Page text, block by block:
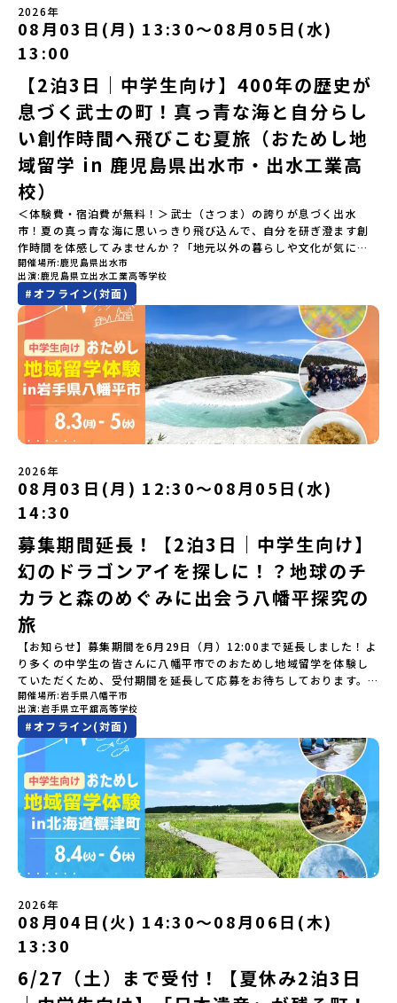
ら抽選の上、締め切り日から1週間を目途に、お申し込み時に記入い
ただいたメールアドレス宛に「当選／落選メール」をお送りいたし
ます。当選者は、メールに記載された「当選確認フォーム」に３日
以内に回答いただき、確認フォームの提出をもって参加確定とさせ
ていただきます。当選確認フォームの期日までにご回答いただけな
い場合は、当選を取り消しとさせていただきます。当選取り消しが
あった場合は、繰り上げ当選者へご連絡させていただきます。登録
メールアドレスの変更をご希望の場合は下記の地域みらい留学公式
LINEよりご連絡をお願いします。※受信制限設定をしていると、通
知メールをお受け取りいただけません。その場合は、
「@miratabi.jp」からのメールを受信できるよう設定をお願いいた
します。※結果に関する個別のお問合せにはお答えしておりません
ので、ご了承ください。・お申し込みについてお申込はお一人様1回
限りです。PC・スマートフォンからお申込ください。申込後の内容
変更はできません。お申込時は、メールアドレスの入力間違いにご
注意ください。・宿泊について１室に複数(同性2～4名程度)で宿泊
いただく予定です。・食事アレルギー対応について個別の詳細なア
レルギー対応希望にはお応えしかねる場合がございます。対応が必
要な場合は必ず事前にご相談ください。・参加取消や急遽参加でき
なくなった場合について参加決定後の参加お取り消しはご遠慮下さ
い。やむを得ないお取り消しの場合はお早めに事務局までご連絡く
ださい。・キャンセルポリシーやむを得ない参加お取り消しの場
合、以下のルールに沿って対応させていただきます。ご了承くださ
い。プログラム開催日の前日＜7月3日＞から、【キャンセルのご連
絡日：お支払いいただく旅行代金】・21日目にあたる日以前：無
料・20日目-8日目：20％・7日目-2日目：30％・プログラム開始日
加またはプログラム開始後の解除：100％・催行中止について天候な
どの状況等によって開催を見合わせる可能性があります。その場合
は原則、開催日1週間前までにご連絡いたします。又、最少催行人数
に達しなかった場合は、開催日3週間前までに催行中止の旨をメール
にてご連絡いたします。・よくあるご質問その他、よくあるご質問
についてはこちらをご確認ください。運営団体について＜プログラ
ム主催：一般財団法人地域・教育魅力化プラットフォーム＞「意志
ある若者にあふれる持続可能な地域・社会をつくる」というビジョ
ンを掲げ、2017年3月に島根県に設立した教育事業団体です。日本
全国約200の高校と連携しながら、中学卒業後に地域の枠を越えて生
徒一人ひとりの夢や価値観に合った地域・学校で1〜3年間過ごすこ
とができるシステム「地域みらい留学」をはじめとした、教育事業
や地域活性モデルをつくり続けています。名 称：一般財団法人地
域・教育魅力化プラットフォーム設 立：2017年3月代表者：岩本
悠所在地：〒690-0842 島根県松江市東本町二丁目25-6 みらい
BASE2階 その他所在地公式HP：http://c-platform.or.jp/お問い
合わせ先担当：小川・小原E-mail：info@miratabi.jp「おためし
地域留学体験」のプログラム開催情報を公式LINEにて配信中！ぜひ
ご登録ください♪地域みらい留学公式LINE
「みんなでBBQディナー」 -さらに仲間や地元の高校生、町の大人
たちと交流＜3日目＞（AM）「アイヌが愛した森を散策するフィー
ルドワーク」「3日間の振り返りワーク」 -みんなで振り返り対話
「ランチ/お土産タイム」（PM） 13：30頃プログラム終了-新千歳
空港には15：00頃に到着予定です。※天候の状況や参加人数によっ
てプログラムを変更する場合がございます。参加概要【開催場所】
北海道平取町（びらとりちょう）【実施日程】7月18日(土)～7月20
日(月祝)※参加が確定した方には6月3日(水) 18：30～20：00に
「参加者向け事前オンライン研修」をご案内する予定です。必ず参
加をお願いします。【集合場所・時間】7月18日(土) 12：00 新千歳
空港※12：00までに新千歳空港に到着する便で手配ください。【解
散場所・時間】7月20日(祝月) 15：00頃 新千歳空港※16：00以降
に新千歳空港を出発する便で手配ください。【対象】中学2年生、中
学3年生【宿泊先】ゲストハウス ヤント※ドミトリータイプの2段ベ
ッド（1室2～4名）で宿泊いただく予定です。【旅行代金】無料※旅
行代金に含まれる費用のうち、以下の内容が無料となります・宿泊
費（2泊分）・プログラム内のアクティビティ・体験費用・一部の食
事代※以下の費用は参加者のご負担となります・集合場所までの往
復交通費・お土産代や自由時間の個人飲食費などの個人的費用【募
集人数】最大10名（お申し込み多数の場合は抽選の上決定）【参加
者決定】お申し込み多数の場合は、締め切り後1週間を目途に当落結
果をご連絡いたします。【申し込み受付締切】4月30日(木)12：00
から 5月14日(木) 12：00まで疑問も不安もワクワクに変える！「お
ためし地域留学」ステップアップ説明会プログラムの内容を詳しく
知りたい方や、お申し込みを迷われている方向けにZoomでのオン
ライン配信を行います。知りたい情報のレベルに合わせて、以下の2
つのステップをご活用ください。【STEP 1】全体オンライン説明会
（アーカイブ動画を公開中！）〜まずは「おためし地域留学」を知
りたい方へ〜日本全国20以上の地域から選んで参加できる「おため
し地域留学」の魅力を凝縮したアーカイブ動画をご覧いただけま
す。初めての一人旅への不安や、事務局のサポート体制、安全面に
る]YouTube：https://youtu.be/Yt8nd04aNgA?
si=e5erbspvwz5O8_uF【STEP 2】平取町プログラム説明会〜
「平取町」の内容を具体的に深掘りしたい方へ〜全体説明を聞いた
うえで、「平取町では具体的に何をするの？」「どんな町なの？」
という疑問にお答えする説明会です。平取町ならではの豊かな文化
や、2泊3日のプログラムの中身をたっぷりとお伝えします。日
時： 5月7日(木) 19：00〜19：40内 容： 平取町ってどんなとこ
ろ？、プログラム詳細解説、質疑応答お申し込み：https://c-
mirai.jp/events/002112どちらの説明会でも、お気軽にどうぞ！
「はじめての一人旅だけど大丈夫？」「どんな体験ができるの？」
そんな保護者様の不安や、中学生のみなさんの素朴な疑問にスタッ
フが直接お答えします。チャットでの質問も可能ですので、ぜひご
自宅からリラックスしてご参加ください。▼お申し込み前に必ずご
確認ください・参加規約への同意プログラムへの参加申し込みいた
だく前に、「お申し込みに関する各規約」への同意が必須となりま
す。ご確認ください。・抽選による参加者決定についてお申込みい
ただいた方の中から抽選の上、締め切り日から1週間を目途に、お申
し込み時に記入いただいたメールアドレス宛に「当選／落選メー
ル」をお送りいたします。当選者は、メールに記載された「当選確
認フォーム」に３日以内に回答いただき、確認フォームの提出をも
にご回答いただけない場合は、当選を取り消しとさせていただきま
す。当選取り消しがあった場合は、繰り上げ当選者へご連絡させて
いただきます。登録メールアドレスの変更をご希望の場合は下記の
地域みらい留学公式LINEよりご連絡をお願いします。※受信制限設
定をしていると、通知メールをお受け取りいただけません。その場
合は、「@miratabi.jp」からのメールを受信できるよう設定をお願
です。どんな困難な状況にも真っ向から立ち向かい、未知の領域へ
夢を追って挑戦し続ける姿勢や、手つかずの大自然の中で一攫千金
の夢を抱いて熱中した「砂金掘り」、自らの手で広大な大地を切り
拓いてきた農業や漁業の歴史など、夢を追う人々が集まる他の町に
はない風土が存在します。大樹町では、このフロンティアスピリッ
ツが現在、「北海道の小さな町から宇宙を目指す」という新たな夢
へと繋がっています。 「宇宙版シリコンバレー」の実現を目指し、
国内外の宇宙関連企業が集まる宇宙港「北海道スペースポート」の
整備が進められています。 この未来への挑戦の精神は、民間企業に
よる日本初のロケット打ち上げ成功という形で実を結び、世界有数
のロケット発射場の適地として全国・アジア各国からも大きな注目
を集めています 今回は、そんな大樹町の過去から未来へ繋がるフロ
ンティアスピリッツに触れるアクティビティへ出発！農業からロケ
ットまで本物の現場を体感し、他では味わえない体験を五感をフル
につかって楽しむことができます🎵大樹高校は、農業から宇宙まで
「町のぜんぶが教科書」！大樹高校の学びは、ただ教室の机に座っ
ているだけではありません！農業や漁業から、最先端の宇宙科学ま
で「町のぜんぶが教科書」 です。先輩たちは「地域探究」の授業
や、放課後の「地域探究サークル」を通して、学校の外へどんどん
飛び出し町の人たちと一緒にリアルな課題解決にチャレンジしてい
ます。そんな先輩たちとの交流がきっと「未来の自分」のヒントが
見つかるはず！ あたたかい町の人たちや先輩たちとの出会いが待っ
ている北海道大樹町へ、あなたの世界をグッと広げる特別な旅に出
発しませんか？ 体験のおすすめポイント体験プログラム内容（予
定）＜１日目＞（PM）「オリエンテーション・自己紹介ワーク」
「大樹町の自然を満喫」 -先人の知恵と夢を体験「砂金堀」 -川
樹高校見学・寮見学」 -大樹高校の特徴を知る学校体験 -高校生
との対話「大樹町の魅力を体験①」 -大樹町ならではのランチ＆ス
イーツ（PM）「大樹町の魅力を体験②」 -大樹町宇宙交流センタ
ーSORA見学 -モデルロケットを飛ばしてみよう！「みんなで
BBQ」 -さらに仲間や地元の高校生、町の大人たちと交流＜3日目
＞（AM）「3日間の振り返りワーク」 -みんなで振り返り対話「牧
場の舞台裏。フィールドワーク」 -牧場見学・搾乳体験・動物と触
れ合おう「ランチ/お土産タイム」（PM） 14：00頃プログラム終
了-とかち帯広空港には15：00頃に到着予定です。※天候の状況や参
加人数によってプログラムを変更する場合がございます。参加概要
【開催場所】北海道大樹町（たいきちょう）【実施日程】7月28日
(火)〜 7月30日(木)※参加が確定した方には6月19日(金) 18：30～
20：00に「参加者向け事前オンライン研修」をご案内する予定で
す。必ず参加をお願いします。【集合場所・時間】7月28日(火)
13：00 とかち帯広空港※13：00までにとかち帯広空港に到着する
便で手配ください。【解散場所・時間】7月30日(木) 15：00頃 とか
ち帯広空港※16：00以降にとかち帯広空港を出発する便で手配くだ
さい。【対象】中学2年生、中学3年生【宿泊先】大樹町ワーキング
ステイ住宅※1室に複数(同性2～4名程度)で宿泊いただく予定です。
【旅行代金】無料※旅行代金に含まれる費用のうち、以下の内容が
無料となります：・宿泊費（2泊分）・プログラム内のアクティビテ
ィ・体験費用・一部の食事代*以下の費用は参加者のご負担となりま
す・集合場所までの往復交通費・お土産代や自由時間の個人飲食費
などの個人的費用【募集人数】最大10名（お申し込み多数の場合は
抽選の上決定）【参加者決定】お申し込み多数の場合は、締め切り
間】申込期間が延長になりました！5月7日(木)12：00 から 6月4日
(木) 12：00まで疑問も不安もワクワクに変える！「おためし地域留
学」ステップアップ説明会プログラムの内容を詳しく知りたい方
や、お申し込みを迷われている方向けにZoomでのオンライン配信
を行います。知りたい情報のレベルに合わせて、以下の2つのステッ
プをご活用ください。【STEP 1】全体オンライン説明会（アーカイ
2026年
08月03日(月) 13:30〜08月05日(水)
13:00
【2泊3日｜中学生向け】400年の歴史が
息づく武士の町！真っ青な海と自分らし
い創作時間へ飛びこむ夏旅（おためし地
域留学 in 鹿児島県出水市・出水工業高
校）
＜体験費・宿泊費が無料！＞武士（さつま）の誇りが息づく出水
市！夏の真っ青な海に思いっきり飛び込んで、自分を研ぎ澄ます創
作時間を体感してみませんか？「地元以外の暮らしや文化が気にな
る。いつか留学してみたい！」「自分の進学や将来の可能性をもっ
とひらきたい！」「ものづくりや工業高校に興味がある！」そんな
中学生のみなさんにおすすめ！「おためし地域留学」は、日本全国
約200の高校と連携し、地域の枠を超えて学校生活を送る「地域みら
い留学」をプチ体験できるプログラムです。はじめてのひとり旅で
も安心！現地でもスタッフがしっかりとサポートいたします。今回
のフィールドは「鹿児島県 出水市（いずみし）出水工業高校」出水
市（いずみし）は、鹿児島県の玄関口にあるまち。ここでしか見ら
れない景色と、地元の人たちがずっと大切にしてきたものがありま
す。400年前から続く「武士の道」を歩く昔、武士たちがまちを守る
ために築いた「出水麓（いずみふもと）武家屋敷群」。今も残る約
150軒のお屋敷のほとんどに、今も人が住んでいます。400年前の武
士が歩いた道を、自分の足で歩く。まるで、まち全体がタイムカプ
セル。真っ青な海へダイブ！目の前に広がる八代海（やつしろか
い）は穏やかなリアス式海岸。海に沈む夕日は一生に一度は見てお
きたい景色です。出水工業高校は、「建築科」と「機械電気科」の2
つの学科。金属加工、電気工作、建物のデザインにチャレンジでき
る環境。「高校生ものづくりコンテスト」の木材加工部門で九州大
会2位に輝くなど、先輩たちの実力はホンモノ！この旅では自分の手
でモノをつくる時間を体験。金属を削ったり、電気を組んだり、木
で形をつくったり。プロの機械にさわれる高校で&quot;自分の手
&quot;でモノづくりにチャレンジ。夜には自分だけの「竹灯籠（た
けとうろう）」を作って灯りをともします。真っ青な海に思いっき
りダイブしたり、全国から集まった仲間や地元の高校生、地域の方
たちとワイワイBBQや夕ごはんづくりは一生の思い出になるはず！
ちょっとドキドキするけど、楽しい！に出会う3日間。熱気あふれる
出水市の冒険に飛び込んでみませんか？体験のおすすめポイント体
験プログラム内容（予定）＜1日目＞（PM）「オリエンテーショ
ン・自己紹介ワーク」「みんなで海遊び！」 -心をほぐして、出水
に飛び込む！海を満喫しよう！「みんなで夕食」「1日目の振り返り
会」＜2日目＞（AM）「出水工業高校のオープンスクールに参
加」 -高校見学 -授業体験（PM）「学校のことを深く知る・もの
づくりにチャレンジ！」 -各学科を実際に体験する -ものづくり
にチャレンジ -竹灯籠づくりを創って灯りをともす「みんなで
BBQ」「2日目の振り返り会」＜3日目＞（AM）「3日間の振り返り
ワーク」 -みんなで振り返り対話（PM） 13:00頃 解散（出水駅）
※天候の状況や参加人数によってプログラムを変更する場合がござ
（月）〜 8月5日（水）※参加が確定した方には7月7日(火) 18:30-
20:00に「参加者向け事前オンライン会」をご案内する予定です。必
ず参加をお願いします。【集合場所・時間】出水駅 8月3日(月)
13:30 集合【解散場所・時間】出水駅 8月5日(水) 12:00 解散【対
象】中学生2～3年生【宿泊先】現在調整中※1室に複数名(同性)で宿
泊いただく予定です。【旅行代金】無料※旅行代金に含まれる費用
開催場所 鹿児島県出水市
出演 鹿児島県立出水工業高等学校
#オフライン(対面)
2026年
08月03日(月) 12:30〜08月05日(水)
14:30
募集期間延長！【2泊3日｜中学生向け】
幻のドラゴンアイを探しに！？地球のチ
カラと森のめぐみに出会う八幡平探究の
旅
【お知らせ】募集期間を6月29日（月）12:00まで延長しました！よ
り多くの中学生の皆さんに八幡平市でのおためし地域留学を体験し
ていただくため、受付期間を延長して応募をお待ちしております。
「申し込みのタイミングを逃してしまった」という方も、この機会
にぜひ一歩踏み出してみませんか？※都合により締め切りを早める
場合がございます。お早目にご応募ください！＜体験費・宿泊費が
無料＞緑があふれる大自然の町へ！世界でここでしかできない「自
然×アートの融合体験」や「自然クラフト」を楽しんでみません
か？「大自然や文化体験が好き！興味がある！」「その地域にしか
ない郷土料理を味わってみたい！」「地元以外の暮らしや文化が気
になる。いつか留学してみたい！」そんな中学生のみなさんにおす
すめ！「おためし地域留学体験」は、日本全国約200の高校と連携し
ながら地域の枠を超えて学校生活を送ることができる「地域みらい
留学」をプチ体験できるプログラムです。はじめてでも安心！現地
ではスタッフがしっかりとサポートいたします。今回のフィールド
は「岩手県八幡平市（はちまんたいし）」岩手県八幡平市（はちま
んたいし）は北西部にあり、秋田県との県境にある自然豊かな町で
す。町の約83％は「森林」！標高1,000mを超える山岳地帯や高原
もあり緑が豊かな大自然を感じることができ、新緑、山菜の春、花
の夏、紅葉の秋、スキーや樹氷の冬と四季ごとに美しい景色を見る
ことのできるユニークな町です。「十和田八幡平（とわだはちまん
開催場所 岩手県八幡平市
出演 岩手県立平舘高等学校
#オフライン(対面)
2026年
08月04日(火) 14:30〜08月06日(木)
13:30
6/27（土）まで受付！【夏休み2泊3日